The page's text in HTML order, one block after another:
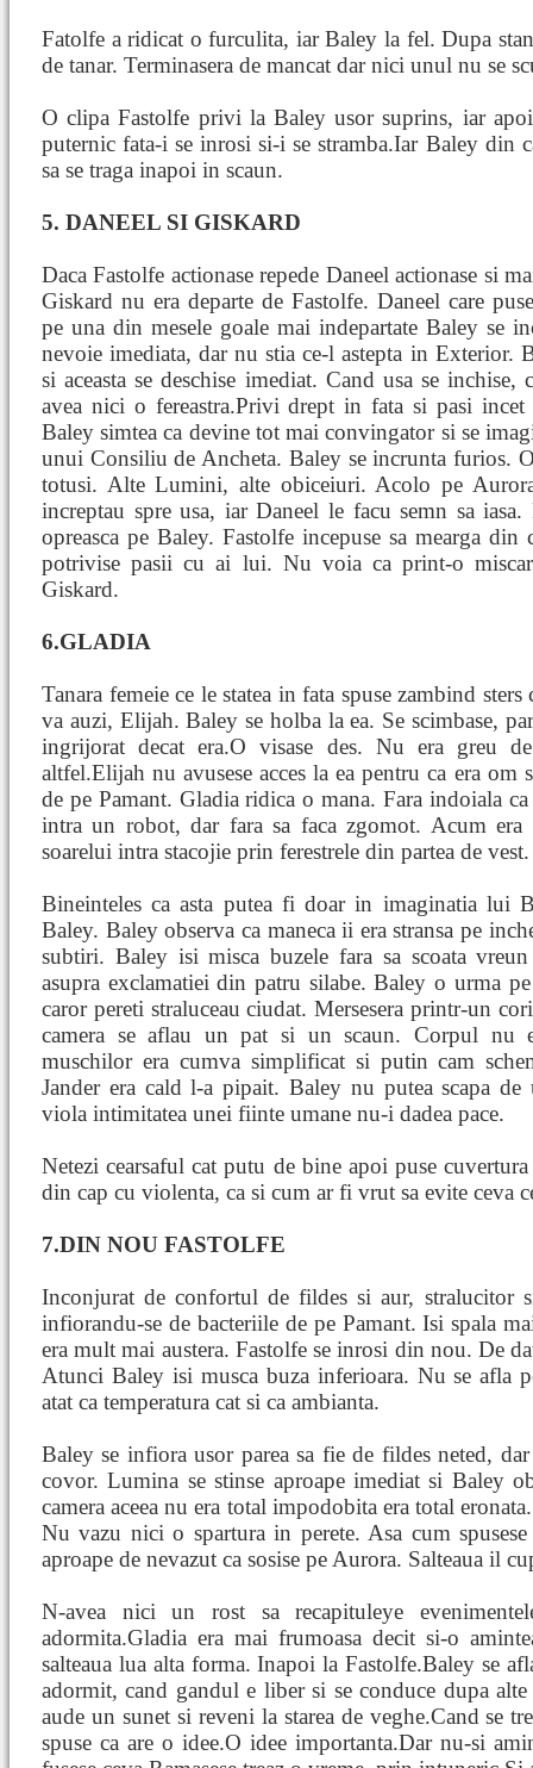
Fatolfe a ridicat o furculita, iar Baley la fel. Dupa
de tanar. Terminasera de mancat dar nici unul nu se
O clipa Fastolfe privi la Baley usor suprins, iar
puternic fata-i se inrosi si-i se stramba.Iar Baley din
sa se traga inapoi in scaun.
5. DANEEL SI GISKARD
Daca Fastolfe actionase repede Daneel actionase si
Giskard nu era departe de Fastolfe. Daneel care
pe una din mesele goale mai indepartate Baley se
nevoie imediata, dar nu stia ce-l astepta in Exterior.
si aceasta se deschise imediat. Cand usa se inchise,
avea nici o fereastra.Privi drept in fata si pasi
Baley simtea ca devine tot mai convingator si se
unui Consiliu de Ancheta. Baley se incrunta furios.
totusi. Alte Lumini, alte obiceiuri. Acolo pe
increptau spre usa, iar Daneel le facu semn sa
opreasca pe Baley. Fastolfe incepuse sa mearga
potrivise pasii cu ai lui. Nu voia ca print-o
Giskard.
6.GLADIA
Tanara femeie ce le statea in fata spuse zambind
va auzi, Elijah. Baley se holba la ea. Se scimbase,
ingrijorat decat era.O visase des. Nu era greu
altfel.Elijah nu avusese acces la ea pentru ca era om
de pe Pamant. Gladia ridica o mana. Fara indoiala
intra un robot, dar fara sa faca zgomot. Acum era
soarelui intra stacojie prin ferestrele din partea de vest.
Bineinteles ca asta putea fi doar in imaginatia lui
Baley. Baley observa ca maneca ii era stransa pe
subtiri. Baley isi misca buzele fara sa scoata
asupra exclamatiei din patru silabe. Baley o urma
caror pereti straluceau ciudat. Mersesera printr-un
camera se aflau un pat si un scaun. Corpul nu
muschilor era cumva simplificat si putin cam
Jander era cald l-a pipait. Baley nu putea scapa de
viola intimitatea unei fiinte umane nu-i dadea pace.
Netezi cearsaful cat putu de bine apoi puse
din cap cu violenta, ca si cum ar fi vrut sa evite ceva
7.DIN NOU FASTOLFE
Inconjurat de confortul de fildes si aur, stralucitor
infiorandu-se de bacteriile de pe Pamant. Isi spala
era mult mai austera. Fastolfe se inrosi din nou. De
Atunci Baley isi musca buza inferioara. Nu se afla
atat ca temperatura cat si ca ambianta.
Baley se infiora usor parea sa fie de fildes neted,
covor. Lumina se stinse aproape imediat si Baley
camera aceea nu era total impodobita era total
Nu vazu nici o spartura in perete. Asa cum
aproape de nevazut ca sosise pe Aurora. Salteaua il
N-avea nici un rost sa recapituleye
adormita.Gladia era mai frumoasa decit si-o
salteaua lua alta forma. Inapoi la Fastolfe.Baley se
adormit, cand gandul e liber si se conduce dupa
aude un sunet si reveni la starea de veghe.Cand se
spuse ca are o idee.O idee importanta.Dar nu-si